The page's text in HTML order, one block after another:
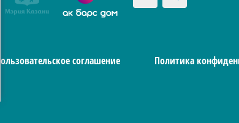
Пользовательское соглашение Политика